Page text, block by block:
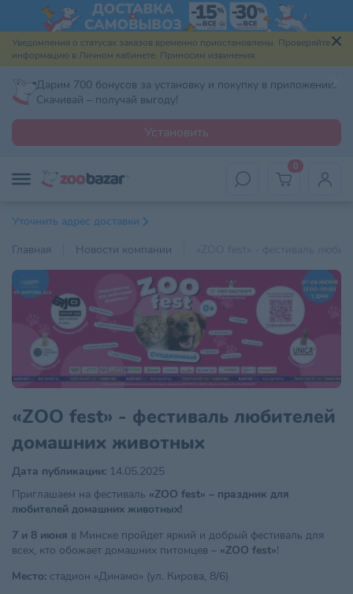
Уведомления о статусах заказов временно приостановлены. Проверяйте
информацию в Личном кабинете. Приносим извинения.
Дарим 700 бонусов за установку и покупку в приложении.
Скачивай – получай выгоду!
Установить
0
Уточнить адрес доставки
Главная
Новости компании
«ZOO fest» - фестиваль любителей
домашних животных
Дата публикации: 14.05.2025
Приглашаем на фестиваль «ZOO fest» – праздник для
любителей домашних животных!
7 и 8 июня в Минске пройдет яркий и добрый фестиваль для
всех, кто обожает домашних питомцев – «ZOO fest»!
Место: стадион «Динамо» (ул. Кирова, 8/6)